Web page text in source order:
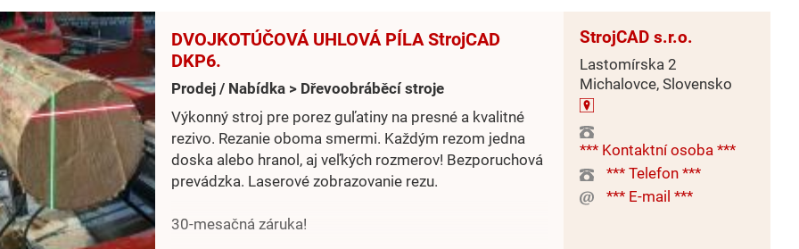
DVOJKOTÚČOVÁ UHLOVÁ PÍLA StrojCAD
DKP6.
Prodej / Nabídka > Dřevoobráběcí stroje
Výkonný stroj pre porez guľatiny na presné a kvalitné
rezivo. Rezanie oboma smermi. Každým rezom jedna
doska alebo hranol, aj veľkých rozmerov! Bezporuchová
prevádzka. Laserové zobrazovanie rezu.
30-mesačná záruka!
StrojCAD s.r.o.
Lastomírska 2
Michalovce, Slovensko
*** Kontaktní osoba ***
*** Telefon ***
*** E-mail ***